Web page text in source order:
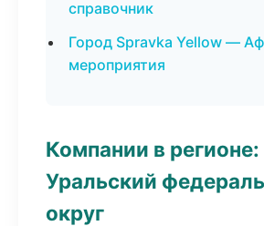
справочник
Город Spravka Yellow —
мероприятия
Компании в регионе:
Уральский
округ